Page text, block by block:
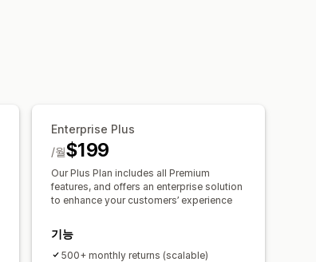
Enterprise Plus
$199
/월
Our Plus Plan includes all Premium
features, and offers an enterprise solution
to enhance your customers’ experience
기능
500+ monthly returns (scalable)